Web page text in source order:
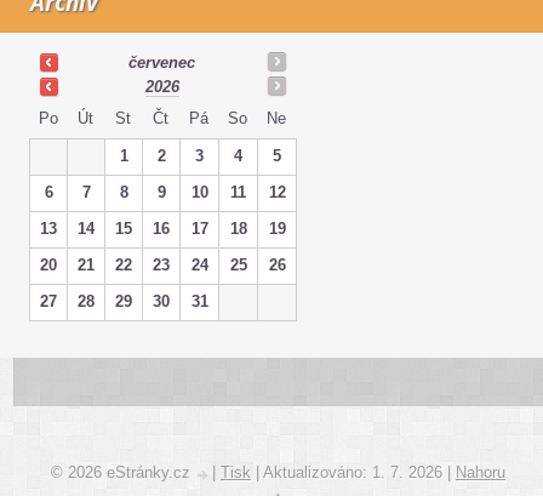
červenec
2026
Po
Út St Čt Pá So Ne
1 2 3 4
5
6
7 8 9 10 11
12
13
14 15 16 17 18
19
20
21 22 23 24 25
26
27
28 29 30 31
© 2026 eStránky.cz Tisk Aktualizováno: 1. 7. 2026
Nahoru